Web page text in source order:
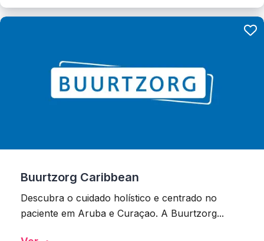
Buurtzorg Caribbean
Descubra o cuidado holístico e centrado no
paciente em Aruba e Curaçao. A Buurtzorg...